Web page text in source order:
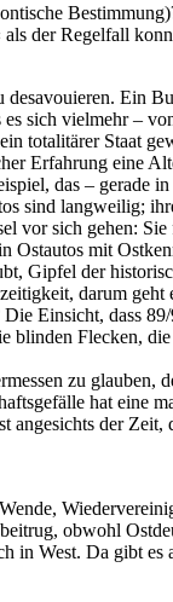
der Regelfall
Ein
sich vielmehr –
totalitärer Staat
Erfahrung eine
das – gerade
sind langweilig;
vor sich gehen:
Ostautos mit
Gipfel der
darum geht
Einsicht, dass
blinden Flecken,
zu glauben,
hat eine
angesichts der Zeit,
obwohl
in West. Da gibt es